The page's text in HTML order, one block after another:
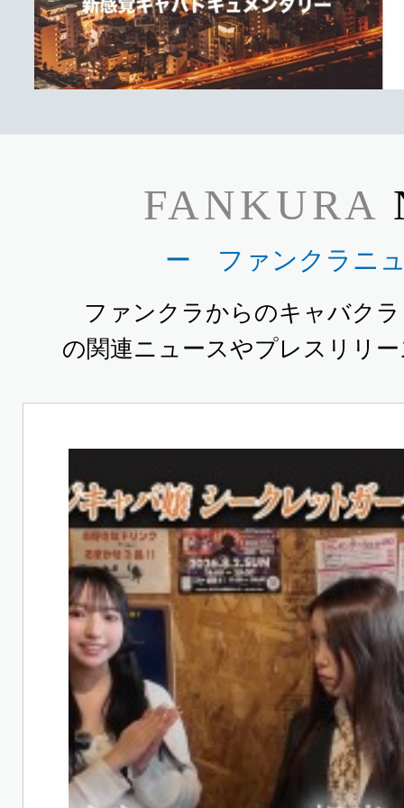
FANKURA
ー ファンクラニ
ファンクラからのキャバク
の関連ニュースやプレスリリ